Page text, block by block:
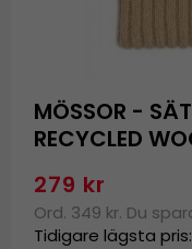
MÖSSOR -
RECYCLED
279 kr
Ord. 349 kr. Du
Tidigare lägsta